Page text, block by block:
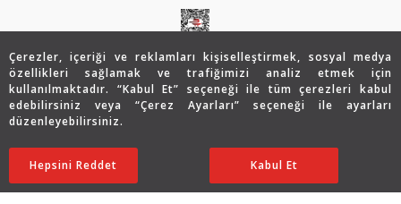
Çerezler, içeriği ve reklamları kişiselleştirmek, sosyal medya
özellikleri sağlamak ve trafiğimizi analiz etmek için
kullanılmaktadır. “Kabul Et” seçeneği ile tüm çerezleri kabul
edebilirsiniz veya “Çerez Ayarları” seçeneği ile ayarları
düzenleyebilirsiniz.
Ayarları Düzenle
Hepsini Reddet Kabul Et
45.033 TL
31.497TL SATIN ALIN
Copyright © 2026 Assos Pırlanta - Bu sitenin tüm hakları